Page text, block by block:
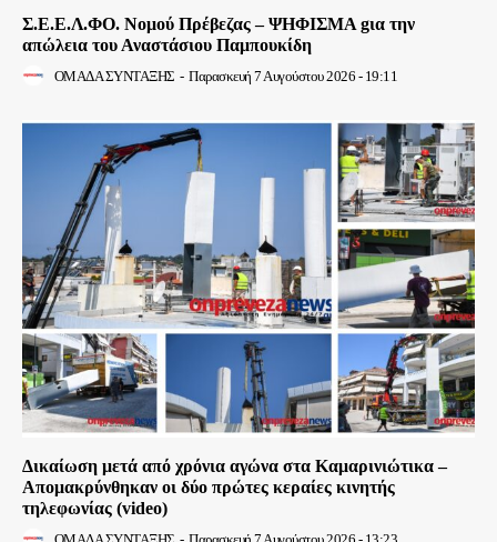
Σ.Ε.Ε.Λ.ΦΟ. Νομού Πρέβεζας – ΨΗΦΙΣΜΑ gια την
απώλεια του Αναστάσιου Παμπουκίδη
ΟΜΑΔΑ ΣΥΝΤΑΞΗΣ - Παρασκευή 7 Αυγούστου 2026 - 19:11
Δικαίωση μετά από χρόνια αγώνα στα Καμαρινιώτικα –
Απομακρύνθηκαν οι δύο πρώτες κεραίες κινητής
τηλεφωνίας (video)